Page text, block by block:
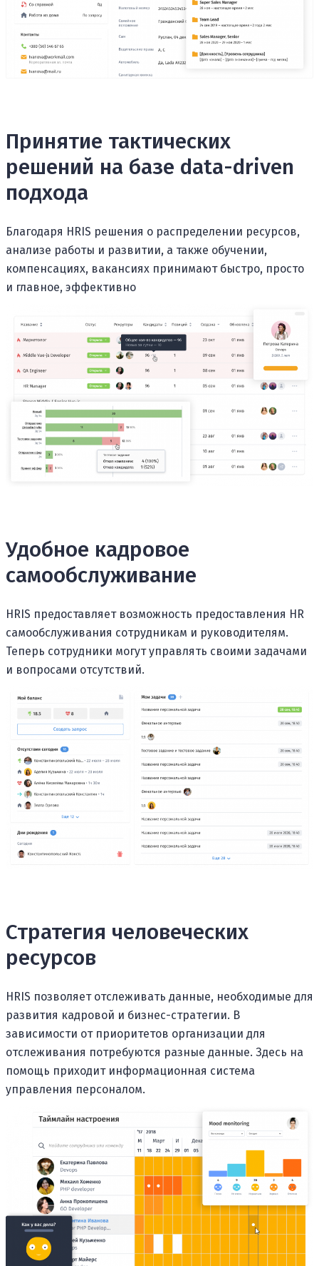
Принятие тактических
решений на базе data-driven
подхода
Благодаря HRIS решения о распределении ресурсов,
анализе работы и развитии, а также обучении,
компенсациях, вакансиях принимают быстро, просто
и главное, эффективно
Удобное кадровое
самообслуживание
HRIS предоставляет возможность предоставления HR
самообслуживания сотрудникам и руководителям.
Теперь сотрудники могут управлять своими задачами
и вопросами отсутствий.
Стратегия человеческих
ресурсов
HRIS позволяет отслеживать данные, необходимые для
развития кадровой и бизнес-стратегии. В
зависимости от приоритетов организации для
отслеживания потребуются разные данные. Здесь на
помощь приходит информационная система
управления персоналом.